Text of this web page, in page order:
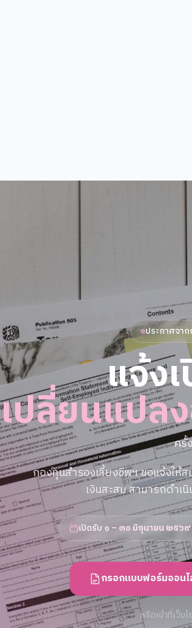
ประกาศจา
แจ้ง
เปลี่ยนแปล
ครั้
กองทุนสำรองเลี้ยงชีพฯ ขอแจ้งให้
เงินสะสม สามารถดำ
เปิดรับ ๑ – ๓๐ มิถุนายน ๒๕๖๙
กรอกแบบฟอร์มออน
หรือเข้าที่เว็บ